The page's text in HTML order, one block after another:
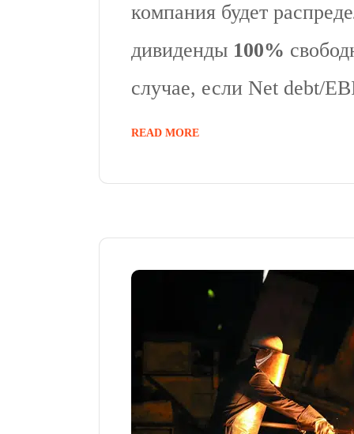
компания будет
дивиденды 100%
случае, если Net debt/
READ MORE